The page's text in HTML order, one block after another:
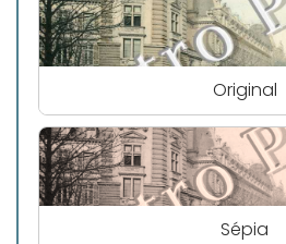
Original
Sépia